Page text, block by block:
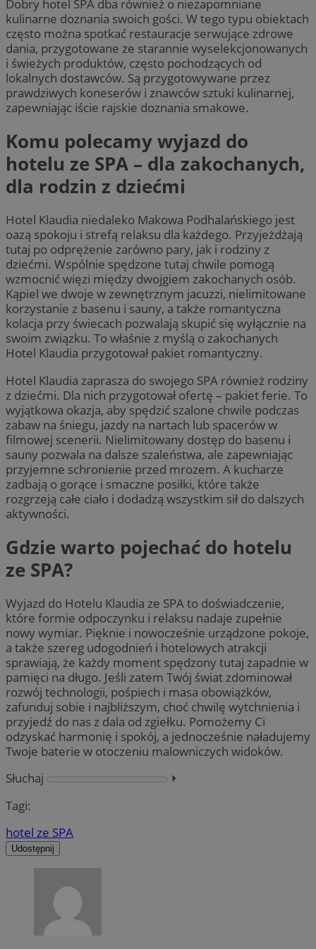
Dobry hotel SPA dba również o niezapomniane
kulinarne doznania swoich gości. W tego typu obiektach
często można spotkać restauracje serwujące zdrowe
dania, przygotowane ze starannie wyselekcjonowanych
i świeżych produktów, często pochodzących od
lokalnych dostawców. Są przygotowywane przez
prawdziwych koneserów i znawców sztuki kulinarnej,
zapewniając iście rajskie doznania smakowe.
Komu polecamy wyjazd do
hotelu ze SPA – dla zakochanych,
dla rodzin z dziećmi
Hotel Klaudia niedaleko Makowa Podhalańskiego jest
oazą spokoju i strefą relaksu dla każdego. Przyjeżdżają
tutaj po odprężenie zarówno pary, jak i rodziny z
dziećmi. Wspólnie spędzone tutaj chwile pomogą
wzmocnić więzi między dwojgiem zakochanych osób.
Kąpiel we dwoje w zewnętrznym jacuzzi, nielimitowane
korzystanie z basenu i sauny, a także romantyczna
kolacja przy świecach pozwalają skupić się wyłącznie na
swoim związku. To właśnie z myślą o zakochanych
Hotel Klaudia przygotował pakiet romantyczny.
Hotel Klaudia zaprasza do swojego SPA również rodziny
z dziećmi. Dla nich przygotował ofertę – pakiet ferie. To
wyjątkowa okazja, aby spędzić szalone chwile podczas
zabaw na śniegu, jazdy na nartach lub spacerów w
filmowej scenerii. Nielimitowany dostęp do basenu i
sauny pozwala na dalsze szaleństwa, ale zapewniając
przyjemne schronienie przed mrozem. A kucharze
zadbają o gorące i smaczne posiłki, które także
rozgrzeją całe ciało i dodadzą wszystkim sił do dalszych
aktywności.
Gdzie warto pojechać do hotelu
ze SPA?
Wyjazd do Hotelu Klaudia ze SPA to doświadczenie,
które formie odpoczynku i relaksu nadaje zupełnie
nowy wymiar. Pięknie i nowocześnie urządzone pokoje,
a także szereg udogodnień i hotelowych atrakcji
sprawiają, że każdy moment spędzony tutaj zapadnie w
pamięci na długo. Jeśli zatem Twój świat zdominował
rozwój technologii, pośpiech i masa obowiązków,
zafunduj sobie i najbliższym, choć chwilę wytchnienia i
przyjedź do nas z dala od zgiełku. Pomożemy Ci
odzyskać harmonię i spokój, a jednocześnie naładujemy
Twoje baterie w otoczeniu malowniczych widoków.
Słuchaj
⏵︎
Tagi:
hotel ze SPA
Udostępnij